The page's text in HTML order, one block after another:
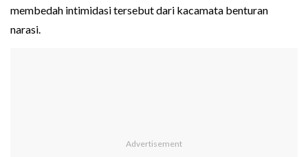
membedah intimidasi tersebut dari kacamata benturan
narasi.